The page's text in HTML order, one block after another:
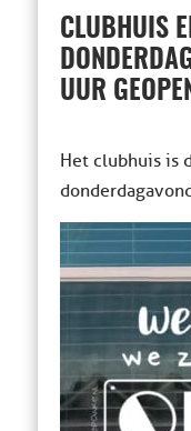
CLUBHUIS
UUR
Het clubhuis is